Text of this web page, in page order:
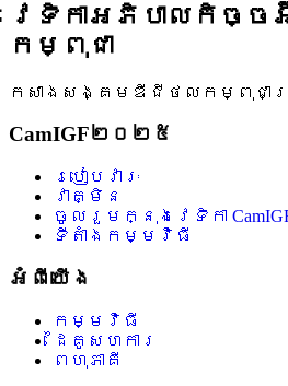
វេទិកាអភិបាលកិច្
កម្ពុជា
កសាងសង្គមឌីជីថលកម្ពុជា
CamIGF២០២៥
របៀបវារៈ
វាគ្មិន
ចូលរួមក្នុងវេទិកា CamIGF
ទីតាំងកម្មវិធី
អំពីយើង
កម្មវិធី
ដៃគូសហការ
ពហុភាគី